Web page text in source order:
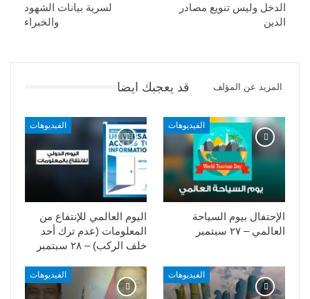
لسرية بيانات الشهود
والخبراء
الدخل وليس تنويع مصادر
الدين
قد يعجبك ايضا المزيد عن المؤلف
الفيديوهات
اليوم العالمي للإنتفاع من
المعلومات (عدم ترك أحد
خلف الركب) – ٢٨ سبتمبر
الفيديوهات
الإحتفال بيوم السياحة
العالمي – ٢٧ سبتمبر
الفيديوهات الفيديوهات